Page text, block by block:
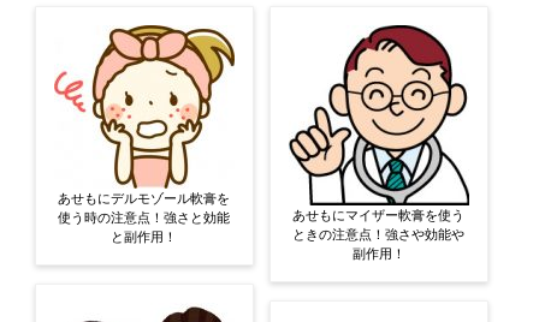
あせもにデルモゾール軟膏を
使う時の注意点！強さと効能
と副作用！
あせもにマイザー軟膏を使う
ときの注意点！強さや効能や
副作用！